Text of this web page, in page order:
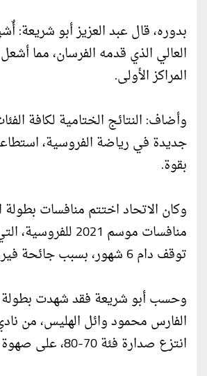
بدوره، قال عبد العزيز أبو شريعة:
العالي الذي قدمه الفرسان، مما
المراكز الأولى.
وأضاف: النتائج الختامية لكافة
جديدة في رياضة الفروسية،
بقوة.
وكان الاتحاد اختتم منافسات بطولة
منافسات موسم 2021
توقف دام 6 شهور، بسبب جائحة فيروس كورونا.
وحسب أبو شريعة فقد شهدت بطولة
الفارس محمود وائل الهليس، من
انتزع صدارة فئة 70-80، على صهوة الجواد سيزر.